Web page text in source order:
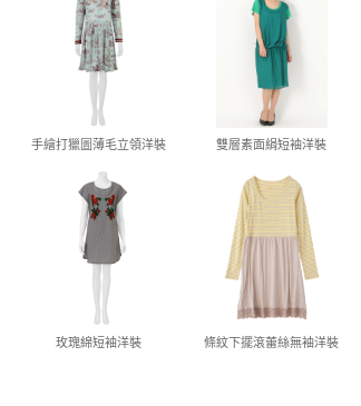
手繪打獵圖薄毛立領洋裝 雙層素面絹短袖洋裝
玫瑰綿短袖洋裝 條紋下擺滾蕾絲無袖洋裝